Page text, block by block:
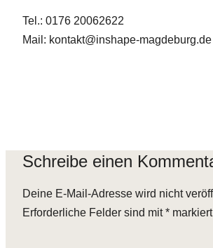
Tel.: 0176 20062622
Mail: kontakt@inshape-magdeburg.de
Schreibe einen
Deine E-Mail-Adresse wird nicht
Erforderliche Felder sind mit* markiert